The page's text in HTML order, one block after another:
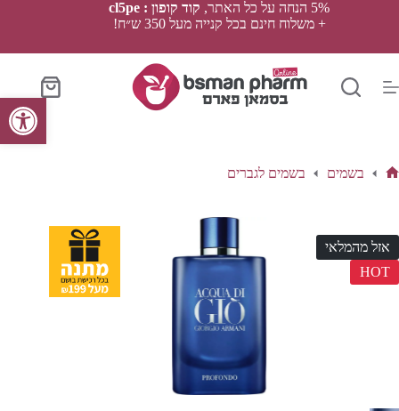
פתח סרגל נגישות
5% הנחה על כל האתר,
קוד קופון : cl5pe
+ משלוח חינם בכל קנייה מעל 350 ש״ח!
סל
הקניות
בשמים בשמים לגברים
אזל מהמלאי
HOT